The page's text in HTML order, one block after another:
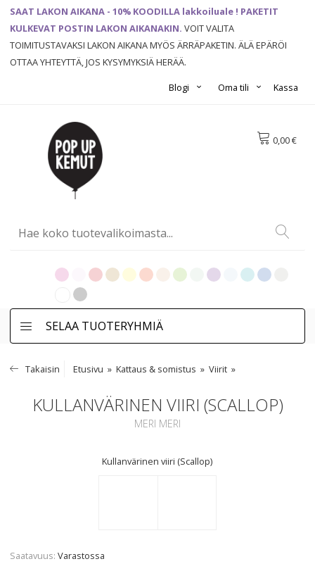
SAAT LAKON AIKANA - 10% KOODILLA lakkoiluale ! PAKETIT
KULKEVAT POSTIN LAKON AIKANAKIN.VOIT VALITA
TOIMITUSTAVAKSI LAKON AIKANA MYÖS ÄRRÄPAKETIN. ÄLÄ EPÄRÖI
OTTAA YHTEYTTÄ, JOS KYSYMYKSIÄ HERÄÄ.
Kassa
Oma tili
Blogi
0,00 €
SELAA TUOTERYHMIÄ
Takaisin Etusivu Kattaus & somistus Viirit
KULLANVÄRINEN VIIRI (SCALLOP)
MERI MERI
Kullanvärinen viiri (Scallop)
Saatavuus Varastossa